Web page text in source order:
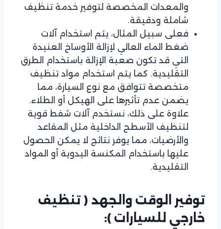
والمعدات المخصصة لتوفير خدمة تنظيف
شاملة ودقيقة.
فعلى سبيل المثال، يتم استخدام آلات
ضغط الماء العالي لإزالة الأوساخ العنيدة
التي قد تكون صعبة الإزالة باستخدام الطرق
التقليدية. كما يتم استخدام مواد تنظيف
متخصصة تتوافق مع نوع السيارة، مما
يضمن عدم تأثيرها على الهيكل أو الطلاء.
علاوة على ذلك، نستخدم آلات شفط قوية
لتنظيف الأسطح الداخلية مثل المقاعد
والأرضيات، مما يوفر نتائج لا يمكن الحصول
عليها باستخدام المكنسة اليدوية أو المواد
التقليدية.
توفير الوقت والجهد ( تنظيف
خارجي للسيارات ):